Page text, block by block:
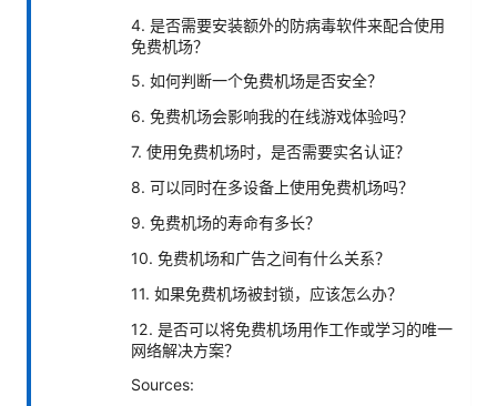
4. 是否需要安装额外的防病毒软件来配合使用
免费机场？
5. 如何判断一个免费机场是否安全？
6. 免费机场会影响我的在线游戏体验吗？
7. 使用免费机场时，是否需要实名认证？
8. 可以同时在多设备上使用免费机场吗？
9. 免费机场的寿命有多长？
10. 免费机场和广告之间有什么关系？
11. 如果免费机场被封锁，应该怎么办？
12. 是否可以将免费机场用作工作或学习的唯一
网络解决方案？
Sources: